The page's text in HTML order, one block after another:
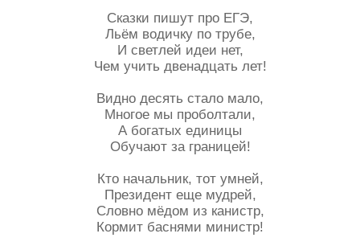
Сказки пишут про ЕГЭ,
Льём водичку по трубе,
И светлей идеи нет,
Чем учить двенадцать лет!
Видно десять стало мало,
Многое мы проболтали,
А богатых единицы
Обучают за границей!
Кто начальник, тот умней,
Президент еще мудрей,
Словно мёдом из канистр,
Кормит баснями министр!